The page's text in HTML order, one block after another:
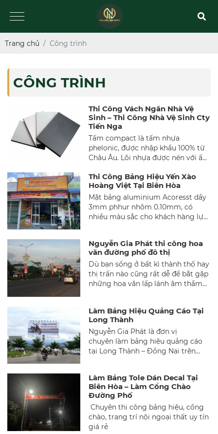
Trang chủ Công trình
CÔNG TRÌNH
Thi Công Vách Ngăn Nhà Vệ
Sinh – Thi Công Nhà Vệ Sinh Cty
Tiến Nga
Tấm compact là tấm nhựa
phelonic, được nhập khẩu 100% từ
Châu Âu. Lõi nhựa được nén với ấp
được phủ 1 lớp melamin để tránh
va đập, mài xước, giữ độ bền cho
bề mặt, tăng tuổi thọ cho tấm
compact.
Thi Công Bảng Hiệu Yến Xào
Hoàng Việt Tại Biên Hòa
Mặt bảng aluminium Acoresst dầy
3mm phhur nhôm 0.10mm, có
nhiều màu sắc cho khách hàng lựa
bao gồm khung sắt hộp 25mm mạ
kẽm dầy 1.1mm.
Nguyễn Gia Phát thi công hoa
văn đường phố đô thị
Dù bạn sống ở bất kì thành thố hay
thị trấn nào cũng rất dễ để bắt gặp
những hoa văn lấp lánh âm thầm
lên nét đẹp sang trọng cho những
con đường, để chiếu sáng, để gây
sự chú ý cho bất kì 1 ai tham gia
giao thông. Nó mang lại giá trị mỹ
quan cho tuyến phố mà nó ngự trị.
Làm Bảng Hiệu Quảng Cáo Tại
Long Thành
Nguyễn Gia Phát là đơn vị
chuyên làm bảng hiệu quảng cáo
tại Long Thành – Đồng Nai trên
được đào tạo bài bản, nhiều năm
kinh nghiệm trong lĩnh vực quảng
cáo bảo đảm sẽ đem đến một bảng
hiệu đẹp, thu nhất cho quý khách
hàng. Bảo đảm sẽ đem đến cho
quý khách hàng một sản phẩm tốt
Làm Bảng Tole Dán Decal Tại
Biên Hòa – Làm Cổng Chào
Đường Phố
Chuyên thi công bảng hiệu, cổng
chào, trang trí nội ngoại thất uy tín
giá rẻ